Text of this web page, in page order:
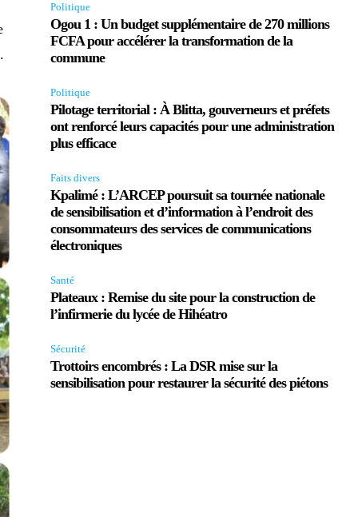
Politique
Ogou 1 : Un budget supplémentaire de 270 millions
FCFA pour accélérer la transformation de la
commune
Politique
Pilotage territorial : À Blitta, gouverneurs et préfets
ont renforcé leurs capacités pour une administration
plus efficace
Faits divers
Kpalimé : L’ARCEP poursuit sa tournée nationale
de sensibilisation et d’information à l’endroit des
consommateurs des services de communications
électroniques
Santé
Plateaux : Remise du site pour la construction de
l’infirmerie du lycée de Hihéatro
Sécurité
Trottoirs encombrés : La DSR mise sur la
sensibilisation pour restaurer la sécurité des piétons